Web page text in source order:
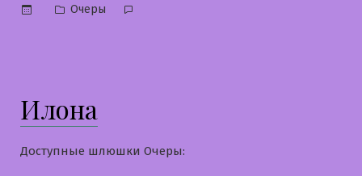
Опубликовано
Очеры
Илона
Доступные шлюшки Очеры: